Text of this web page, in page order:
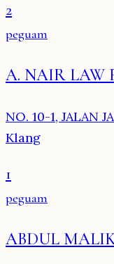
2
peguam
A. NAIR LAW
NO. 10-1, JALAN
Klang
1
peguam
ABDUL